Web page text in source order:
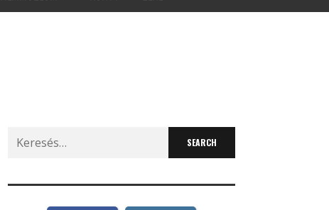
Search
for: